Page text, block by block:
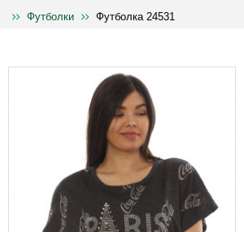
Футболки
Футболка 24531